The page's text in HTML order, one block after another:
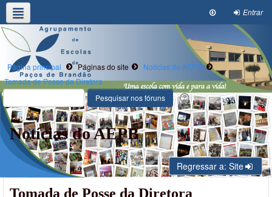
Entrar
Agrupamento Oferta Formativa
Clubes e Projetos
Página principal Páginas do site
Notícias do AEPB
Tomada de Posse da Diretora
Notícias do AEPB
Regressar a: Site
Tomada de Posse da Diretora